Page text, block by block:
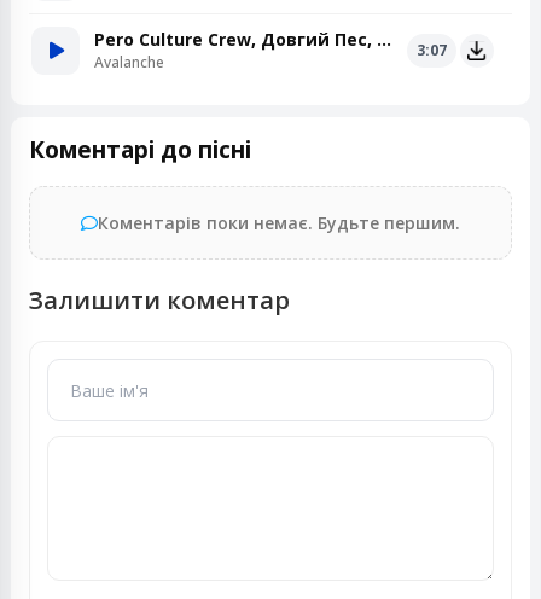
Pero Culture Crew, Довгий Пес, DJ Shon
Avalanche
3:07
Коментарі до пісні
Коментарів поки немає. Будьте першим.
Залишити коментар